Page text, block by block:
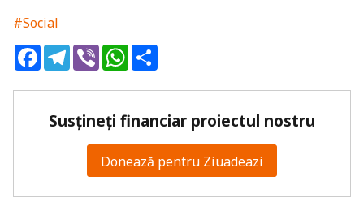
#Social
FacebookTelegram
ViberWhatsApp
Susțineți financiar proiectul nostru
Donează pentru Ziuadeazi